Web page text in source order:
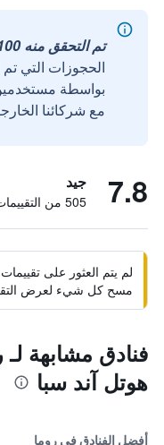
تم التحقق منه 100%
الحجوزات التي
مع شركائنا
7.8 جيد
505 من التقييمات تم التحقق منها
لم يتم العثور على
مسح كل شيء لعرض
فنادق مشابهة
هوتل آند سبا
أفضل الفنادق في روما